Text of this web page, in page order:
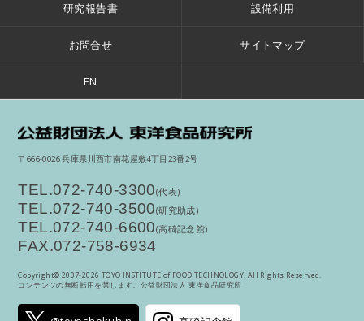
研究報告書 設備利用
お問合せ サイトマップ
EN
〒666-0026 兵庫県川西市南花屋敷4丁目23番2号
TEL.072-740-3300(代表)
TEL.072-740-3500(研究助成)
TEL.072-740-6600(高碕記念館)
FAX.072-758-6934
Copyright© 2007-2026 TOYO INSTITUTE of FOOD TECHNOLOGY. All Rights Reserved.
コンテンツの無断転用を禁じます。公益財団法人 東洋食品研究所